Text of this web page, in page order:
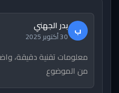
ب بدر الجهني
30 أكتوبر 2025
معلومات تقنية دقيقة،
من الموضوع